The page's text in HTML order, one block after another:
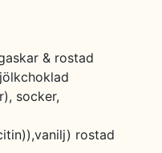
& rostad
socker,
rostad